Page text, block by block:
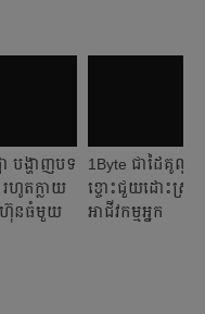
បង្ហាញបទ
ហូតក្លាយ
ហ៊ុនធំមួយ
1Byte​ ជាដៃគូល្អ
ខ្ចោះជួយដោះស្រា
អាជីវកម្មអ្នក